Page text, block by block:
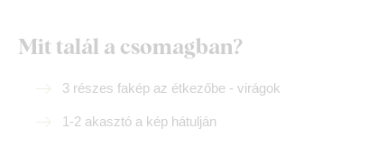
Mit talál a csomagban?
3 részes fakép az étkezőbe - virágok
1-2 akasztó a kép hátulján